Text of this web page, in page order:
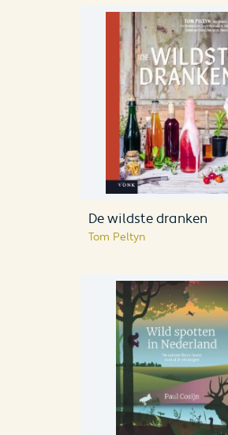
De wildste dranken
Tom Peltyn